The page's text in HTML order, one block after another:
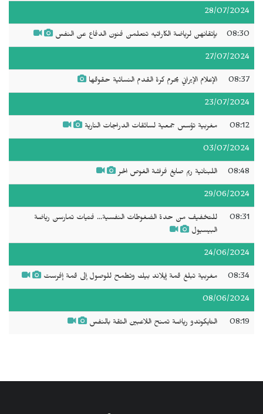
28/07/2024
08:30 بإتقانهن لرياضة الكاراتيه تتعلمن فنون الدفاع عن النفس
27/07/2024
08:37 الإعلام الإيراني يحرم كرة القدم النسائية حقوقها
23/07/2024
08:12 مغربية تؤسس جمعية لسائقات الدراجات النارية
03/07/2024
08:48 اللبنانية ريم صايغ فراشة الغوص الحر
29/06/2024
08:31
للتخفيف من حدة الضغوطات النفسية... فتيات تمارسن رياضة
البيسيول
24/06/2024
08:34 مغربية تبلغ قمة إيلاند بيك وتطمح للوصول إلى قمة إفرست
08/06/2024
08:19 التايكوندو رياضة تمنح اللاعبين الثقة بالنفس